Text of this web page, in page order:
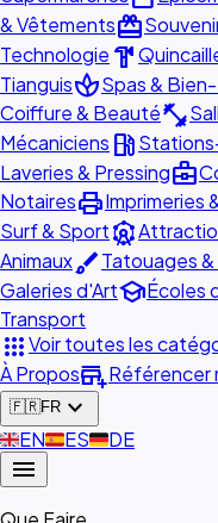
& Vêtementsredeem
Technologie hardware
TianguisspaSpas &
Coiffure & Beautéfitness_center
Mécaniciens local_gas_station
Laveries & Pressingbusiness_center
NotairesprintImprimeries
Surf & Sportattractions
AnimauxbrushTatouages
Galeries d'ArtschoolÉcoles
Transport
appsVoir toutes les
À Proposadd_businessRéférencer
🇫🇷FR expand_more
🇬🇧EN🇪🇸ES🇩🇪DE
menu